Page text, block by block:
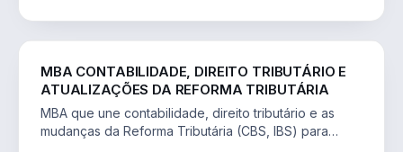
MBA CONTABILIDADE, DIREITO TRIBUTÁRIO E
ATUALIZAÇÕES DA REFORMA TRIBUTÁRIA
MBA que une contabilidade, direito tributário e as
mudanças da Reforma Tributária (CBS, IBS) para